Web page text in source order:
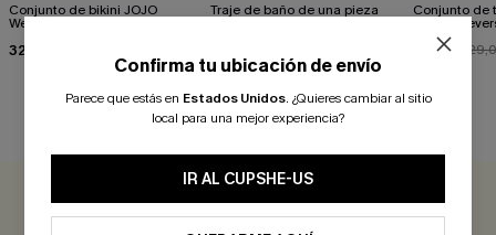
Conjunto de bikini JOJO
Well Traveled
32,00 €
Traje de baño de una pieza Conjunto de
tropical
de talle
26,00 €
RESEÑAS DE CLIENTES
Confirma tu ubicación de envío
Parece que estás en Estados Unidos. ¿Quieres cambiar al sitio
local para una mejor experiencia?
IR AL CUPSHE-US